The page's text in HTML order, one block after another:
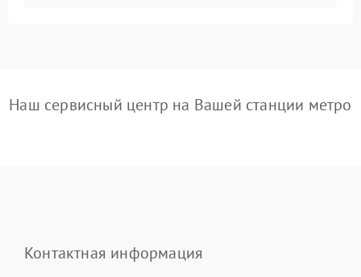
Наш сервисный центр на Вашей станции метро
Контактная информация